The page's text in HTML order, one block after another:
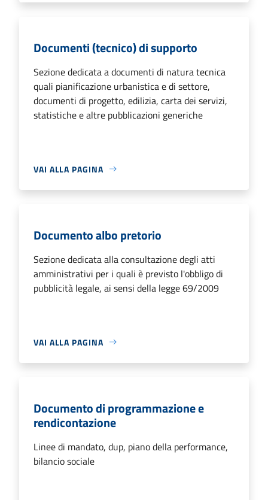
Documenti (tecnico) di supporto
Sezione dedicata a documenti di natura tecnica
quali pianificazione urbanistica e di settore,
documenti di progetto, edilizia, carta dei servizi,
statistiche e altre pubblicazioni generiche
VAI ALLA PAGINA
Documento albo pretorio
Sezione dedicata alla consultazione degli atti
amministrativi per i quali è previsto l'obbligo di
pubblicità legale, ai sensi della legge 69/2009
VAI ALLA PAGINA
Documento di programmazione e
rendicontazione
Linee di mandato, dup, piano della performance,
bilancio sociale